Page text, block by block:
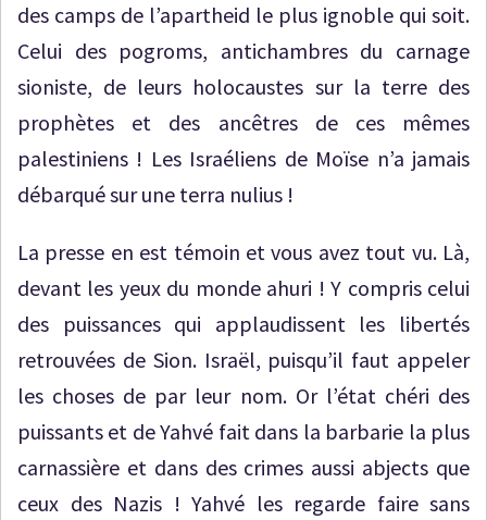
des camps de l’apartheid le plus ignoble qui soit.
Celui des pogroms, antichambres du carnage
sioniste, de leurs holocaustes sur la terre des
prophètes et des ancêtres de ces mêmes
palestiniens ! Les Israéliens de Moïse n’a jamais
débarqué sur une terra nulius !
La presse en est témoin et vous avez tout vu. Là,
devant les yeux du monde ahuri ! Y compris celui
des puissances qui applaudissent les libertés
retrouvées de Sion. Israël, puisqu’il faut appeler
les choses de par leur nom. Or l’état chéri des
puissants et de Yahvé fait dans la barbarie la plus
carnassière et dans des crimes aussi abjects que
ceux des Nazis ! Yahvé les regarde faire sans